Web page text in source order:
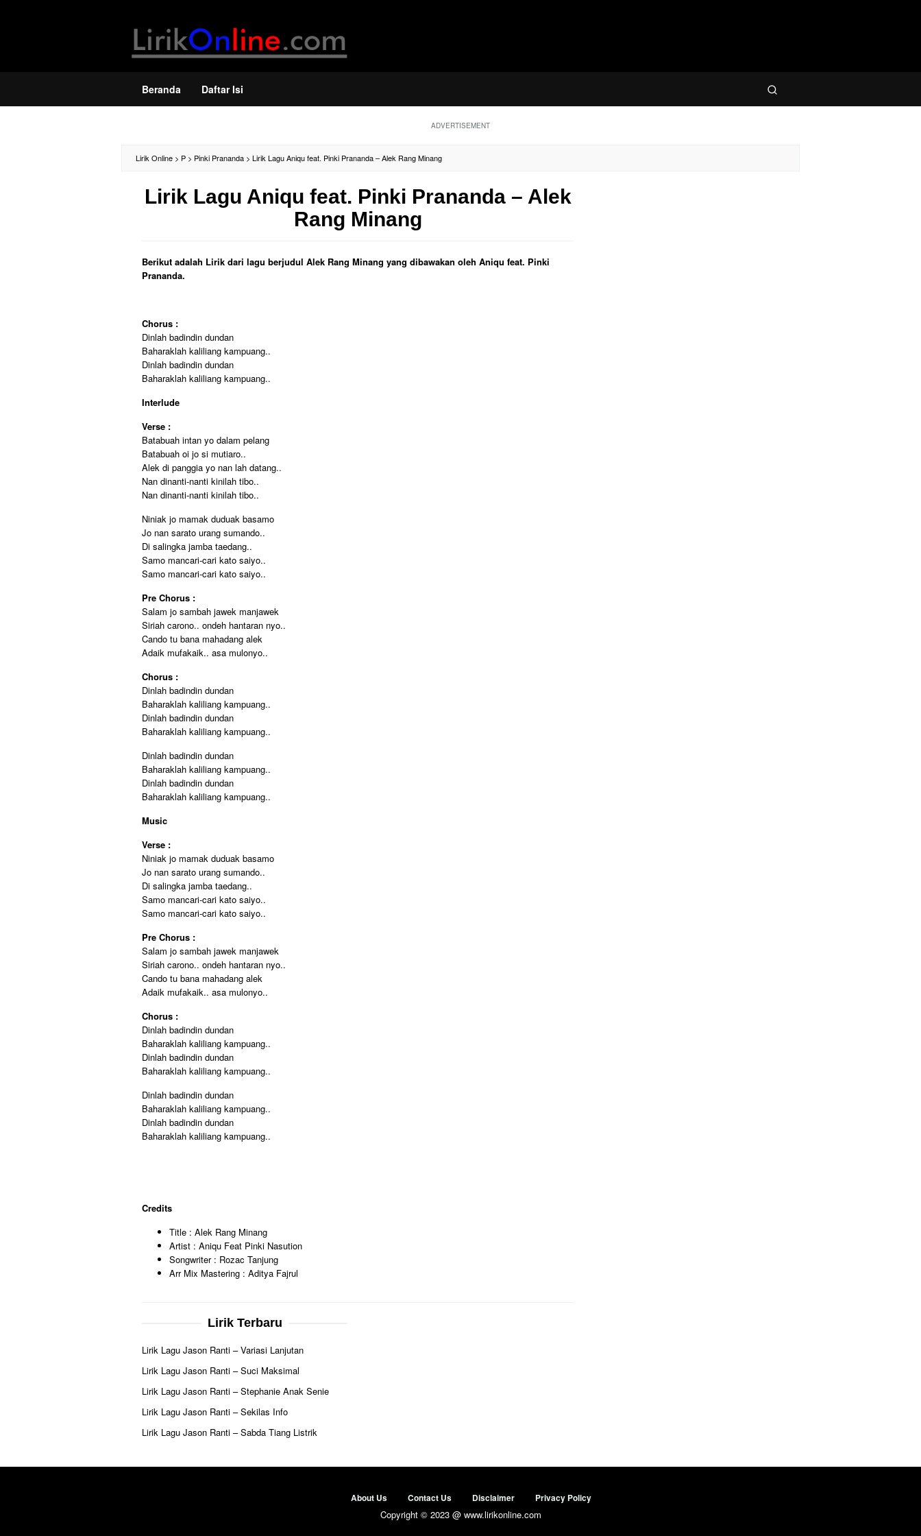
Beranda Daftar Isi
ADVERTISEMENT
Lirik Online > P > Pinki Prananda > Lirik Lagu Aniqu feat. Pinki Prananda – Alek Rang Minang
Lirik Lagu Aniqu feat. Pinki Prananda – Alek
Rang Minang
Berikut adalah Lirik dari lagu berjudul Alek Rang Minang yang dibawakan oleh Aniqu feat. Pinki
Prananda.
Chorus :
Dinlah badindin dundan
Baharaklah kaliliang kampuang..
Dinlah badindin dundan
Baharaklah kaliliang kampuang..
Interlude
Verse :
Batabuah intan yo dalam pelang
Batabuah oi jo si mutiaro..
Alek di panggia yo nan lah datang..
Nan dinanti-nanti kinilah tibo..
Nan dinanti-nanti kinilah tibo..
Niniak jo mamak duduak basamo
Jo nan sarato urang sumando..
Di salingka jamba taedang..
Samo mancari-cari kato saiyo..
Samo mancari-cari kato saiyo..
Pre Chorus :
Salam jo sambah jawek manjawek
Siriah carono.. ondeh hantaran nyo..
Cando tu bana mahadang alek
Adaik mufakaik.. asa mulonyo..
Chorus :
Dinlah badindin dundan
Baharaklah kaliliang kampuang..
Dinlah badindin dundan
Baharaklah kaliliang kampuang..
Dinlah badindin dundan
Baharaklah kaliliang kampuang..
Dinlah badindin dundan
Baharaklah kaliliang kampuang..
Music
Verse :
Niniak jo mamak duduak basamo
Jo nan sarato urang sumando..
Di salingka jamba taedang..
Samo mancari-cari kato saiyo..
Samo mancari-cari kato saiyo..
Pre Chorus :
Salam jo sambah jawek manjawek
Siriah carono.. ondeh hantaran nyo..
Cando tu bana mahadang alek
Adaik mufakaik.. asa mulonyo..
Chorus :
Dinlah badindin dundan
Baharaklah kaliliang kampuang..
Dinlah badindin dundan
Baharaklah kaliliang kampuang..
Dinlah badindin dundan
Baharaklah kaliliang kampuang..
Dinlah badindin dundan
Baharaklah kaliliang kampuang..
Credits
Title : Alek Rang Minang
Artist : Aniqu Feat Pinki Nasution
Songwriter : Rozac Tanjung
Arr Mix Mastering : Aditya Fajrul
Lirik Terbaru
Lirik Lagu Jason Ranti – Variasi Lanjutan
Lirik Lagu Jason Ranti – Suci Maksimal
Lirik Lagu Jason Ranti – Stephanie Anak Senie
Lirik Lagu Jason Ranti – Sekilas Info
Lirik Lagu Jason Ranti – Sabda Tiang Listrik
About Us Contact Us Disclaimer Privacy Policy
Copyright © 2023 @ www.lirikonline.com